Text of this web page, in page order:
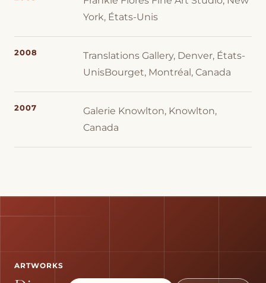
York, États-Unis
2008
Translations Gallery, Denver, États-
UnisBourget, Montréal, Canada
2007
Galerie Knowlton, Knowlton,
Canada
ARTWORKS